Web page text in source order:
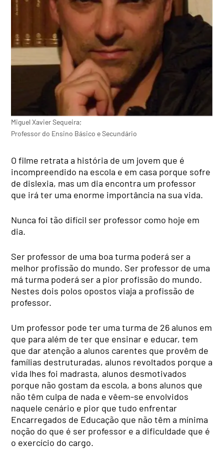
Miguel Xavier Sequeira;
Professor do Ensino Básico e Secundário
O filme retrata a história de um jovem que é
incompreendido na escola e em casa porque sofre
de dislexia, mas um dia encontra um professor
que irá ter uma enorme importância na sua vida.
Nunca foi tão difícil ser professor como hoje em
dia.
Ser professor de uma boa turma poderá ser a
melhor profissão do mundo. Ser professor de uma
má turma poderá ser a pior profissão do mundo.
Nestes dois polos opostos viaja a profissão de
professor.
Um professor pode ter uma turma de 26 alunos em
que para além de ter que ensinar e educar, tem
que dar atenção a alunos carentes que provêm de
famílias destruturadas, alunos revoltados porque a
vida lhes foi madrasta, alunos desmotivados
porque não gostam da escola, a bons alunos que
não têm culpa de nada e vêem-se envolvidos
naquele cenário e pior que tudo enfrentar
Encarregados de Educação que não têm a mínima
noção do que é ser professor e a dificuldade que é
o exercício do cargo.